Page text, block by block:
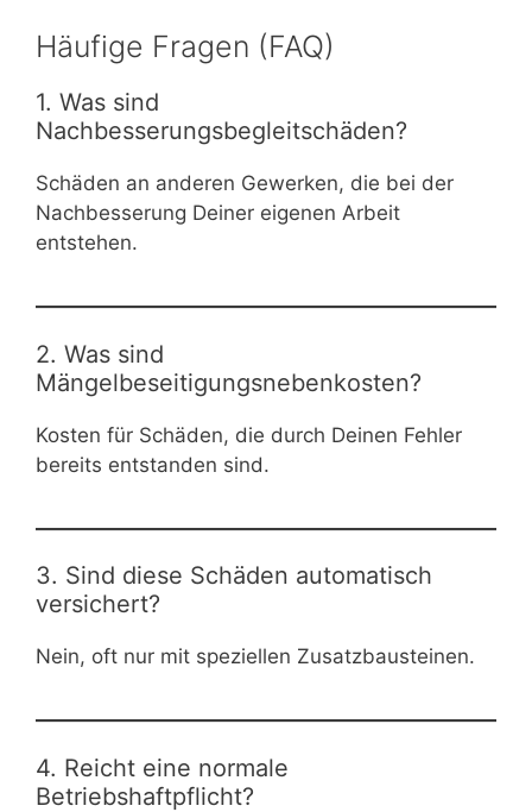
Häufige Fragen (FAQ)
1. Was sind
Nachbesserungsbegleitschäden?
Schäden an anderen Gewerken, die bei der
Nachbesserung Deiner eigenen Arbeit
entstehen.
2. Was sind
Mängelbeseitigungsnebenkosten?
Kosten für Schäden, die durch Deinen Fehler
bereits entstanden sind.
3. Sind diese Schäden automatisch
versichert?
Nein, oft nur mit speziellen Zusatzbausteinen.
4. Reicht eine normale
Betriebshaftpflicht?